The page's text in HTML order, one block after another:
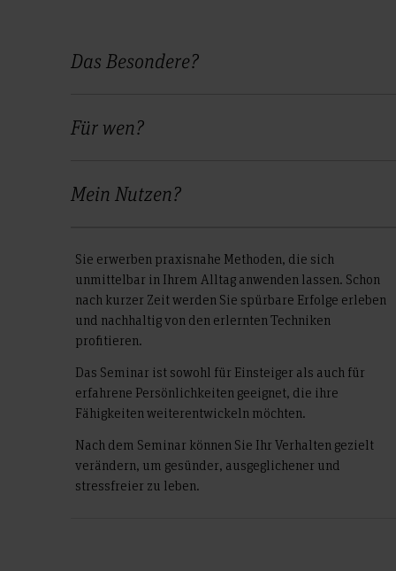
Das Besondere?
Für wen?
Mein Nutzen?
Sie erwerben praxisnahe Methoden, die sich
unmittelbar in Ihrem Alltag anwenden lassen. Schon
nach kurzer Zeit werden Sie spürbare Erfolge erleben
und nachhaltig von den erlernten Techniken
profitieren.
Das Seminar ist sowohl für Einsteiger als auch für
erfahrene Persönlichkeiten geeignet, die ihre
Fähigkeiten weiterentwickeln möchten.
Nach dem Seminar können Sie Ihr Verhalten gezielt
verändern, um gesünder, ausgeglichener und
stressfreier zu leben.